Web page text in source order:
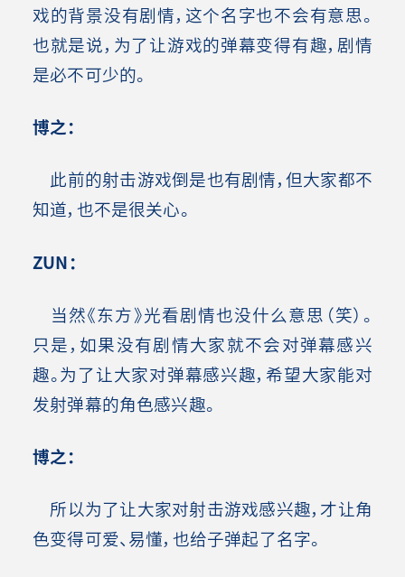
戏的背景没有剧情，这个名字也不会有意思。
也就是说，为了让游戏的弹幕变得有趣，剧情
是必不可少的。
博之：
此前的射击游戏倒是也有剧情，但大家都不
知道，也不是很关心。
ZUN：
当然《东方》光看剧情也没什么意思（笑）。
只是，如果没有剧情大家就不会对弹幕感兴
趣。为了让大家对弹幕感兴趣，希望大家能对
发射弹幕的角色感兴趣。
博之：
所以为了让大家对射击游戏感兴趣，才让角
色变得可爱、易懂，也给子弹起了名字。